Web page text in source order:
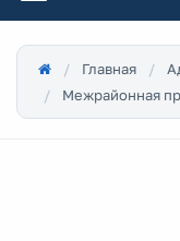
Главная
Межрайонная